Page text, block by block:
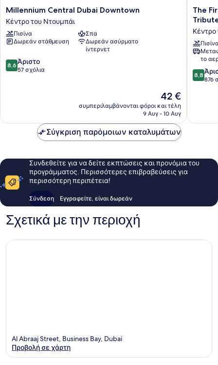
Millennium
Central
Dubai
Downtown
Κέντρο
Ντουμπάι
Millennium Central Dubai Downtown
Κέντρο του Ντουμπάι
Πισίνα
Σπα
Δωρεάν στάθμευση
Δωρεάν ασύρματο
ίντερνετ
8.6
στα
8,6 Άριστο
57 σχόλια
Η
τιμή
είναι
42 €
συμπεριλαμβάνονται φόροι και τέλη
9 Αυγ - 10 Αυγ
The
First
Business
Bay,
Dubai,
Tribute
Portfolio
The
Κέντρο
το
8.8
στα
8,8
876
Σύγκριση παρόμοιων καταλυμάτων
Συνδεθείτε για να δείτε εκπτώσεις και προνόμια του
προγράμματος. Περισσότερες επιβραβεύσεις για
περισσότερη περιπέτεια!
Σύνδεση Εγγραφείτε, είναι δωρεάν
Σχετικά με την περιοχή
Al Abraaj Street, Business Bay, Dubai
Προβολή σε χάρτη